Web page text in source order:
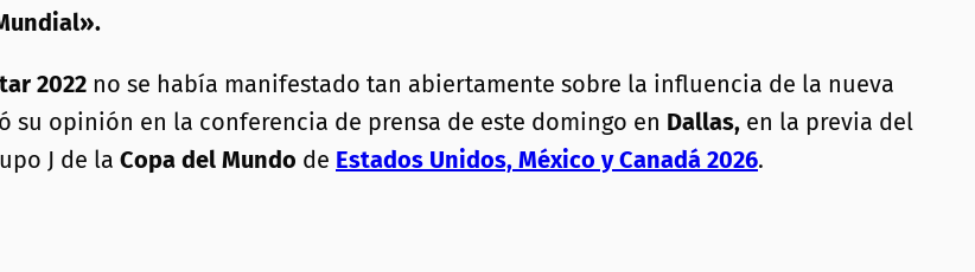
2022 no se había manifestado tan abiertamente sobre la influencia de la nueva
su opinión en la conferencia de prensa de este domingo en Dallas, en la previa del
J de la Copa del Mundo de Estados Unidos, México y Canadá 2026.